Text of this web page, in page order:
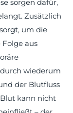
sorgen dafür,
Zusätzlich
um die
aus
wiederum
der Blutfluss
kann nicht